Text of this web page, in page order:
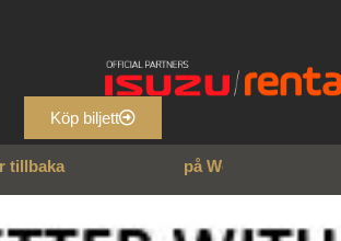
Köp biljett
tillbaka på We